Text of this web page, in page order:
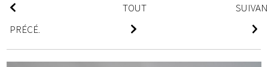
PRÉCÉ.
TOUT